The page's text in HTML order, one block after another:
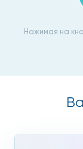
Нажимая на